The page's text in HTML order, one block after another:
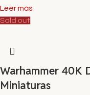
Leer más
Sold out
Warhammer 40K
Miniaturas